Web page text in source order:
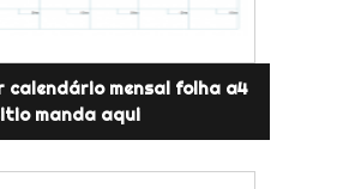
calendário mensal folha a4
manda aqui